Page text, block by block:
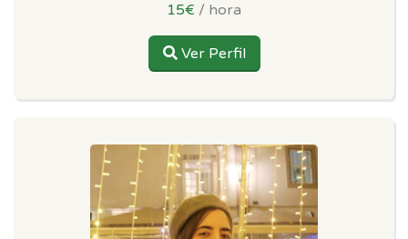
15€ / hora
Ver Perfil